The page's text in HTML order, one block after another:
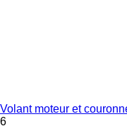
Volant moteur et
6